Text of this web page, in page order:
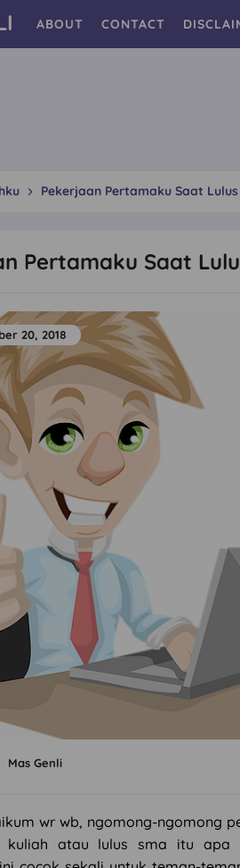
ABOUT CONTACT
Pekerjaan Pertamaku Saat
Pertamaku Saat
Mas Genli
20, 2018
wr wb, ngomong-ngomong
kuliah atau lulus sma itu apa